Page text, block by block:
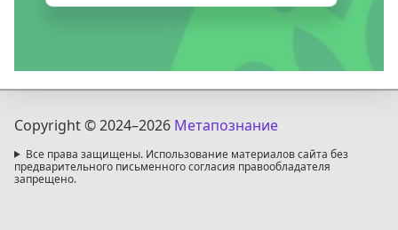
Copyright © 2024–2026 Метапознание
Все права защищены. Использование материалов сайта без
предварительного письменного согласия правообладателя
запрещено.